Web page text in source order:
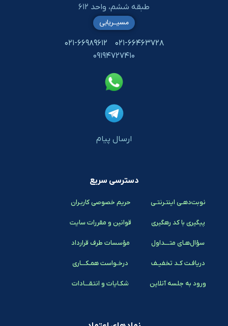
طبقه ششم، واحد ۶۱۲
۰۲۱-۶۶۴۶۳۷۲۸
۰۲۱-۶۶۹۸۹۶۱۲
۰۹۱۹۴۷۲۷۴۱۰
ارسال پیام
مسیـریابی
دسترسی سریع
نوبت‌دهـی اینتـرنتـی
پیگیری با کد رهگیری
سؤال‌هـای متـــداول
دریافـت کـد تخفیـف
ورود به جلسه آنلاین
حریم خصوصی کاربـران
قوانین و مقررات سایت
مؤسسات طرف قرارداد
درخـواست همـکـــاری
شکـایات و انتقـــادات